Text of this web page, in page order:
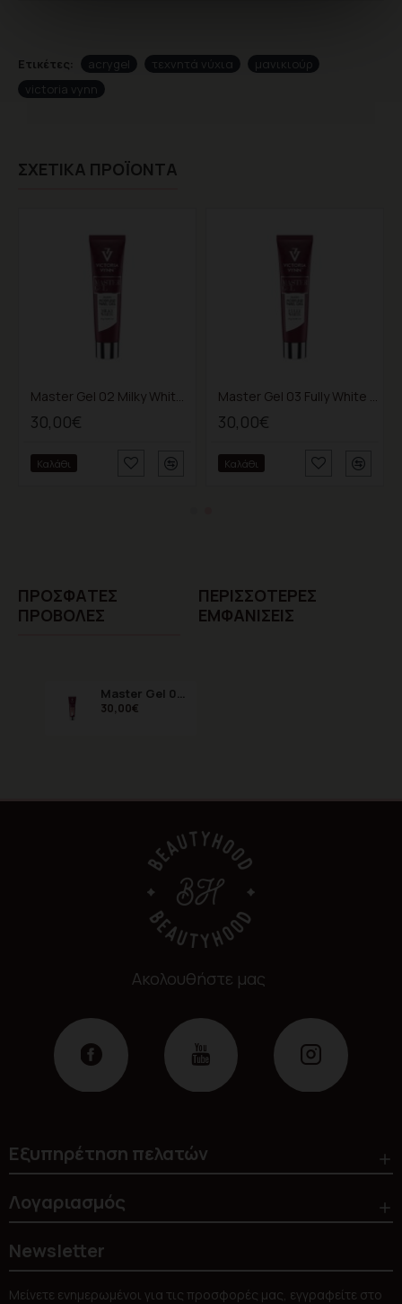
Ετικέτες: acrygel τεχνητά νύχια
μανικιούρ
victoria vynn
ΣΧΕΤΙΚΆ ΠΡΟΪΌΝΤΑ
Master Gel 02 Milky White 60gr
30,00€
Καλάθι
Master Gel 03 Fully White 60gr
30,00€
Καλάθι
ΠΡΌΣΦΑTΕΣ
ΠΡΟΒΟΛΈΣ
ΠΕΡΙΣΣΌΤΕΡΕΣ
ΕΜΦΑΝΊΣΕΙΣ
Master Gel 09 Dirty Pink 60gr
30,00€
Ακολουθήστε μας
Εξυπηρέτηση πελατών
Λογαριασμός
Newsletter
Μείνετε ενημερωμένοι για τις προσφορές μας, εγγραφείτε στο